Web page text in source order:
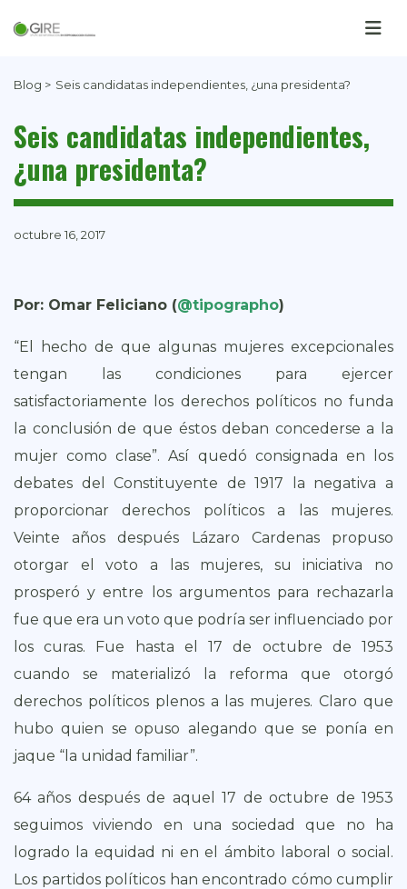
Blog > Seis candidatas independientes, ¿una presidenta?
Seis candidatas independientes,
¿una presidenta?
octubre 16, 2017
Por: Omar Feliciano (@tipographo)
“El hecho de que algunas mujeres excepcionales
tengan las condiciones para ejercer
satisfactoriamente los derechos políticos no funda
la conclusión de que éstos deban concederse a la
mujer como clase”. Así quedó consignada en los
debates del Constituyente de 1917 la negativa a
proporcionar derechos políticos a las mujeres.
Veinte años después Lázaro Cardenas propuso
otorgar el voto a las mujeres, su iniciativa no
prosperó y entre los argumentos para rechazarla
fue que era un voto que podría ser influenciado por
los curas. Fue hasta el 17 de octubre de 1953
cuando se materializó la reforma que otorgó
derechos políticos plenos a las mujeres. Claro que
hubo quien se opuso alegando que se ponía en
jaque “la unidad familiar”.
64 años después de aquel 17 de octubre de 1953
seguimos viviendo en una sociedad que no ha
logrado la equidad ni en el ámbito laboral o social.
Los partidos políticos han encontrado cómo cumplir